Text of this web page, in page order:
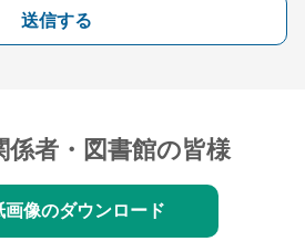
送信する
係者・図書館の皆様
画像のダウンロード